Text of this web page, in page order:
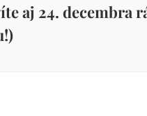
aj 24. decembra